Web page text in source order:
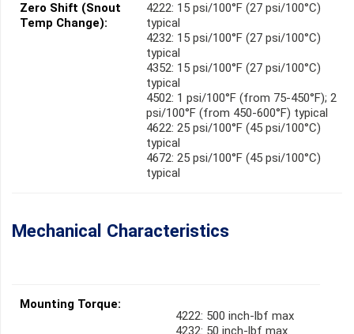
Zero Shift (Snout
Temp Change):
4222: 15 psi/100°F (27 psi/100°C)
typical
4232: 15 psi/100°F (27 psi/100°C)
typical
4352: 15 psi/100°F (27 psi/100°C)
typical
4502: 1 psi/100°F (from 75-450°F); 2
psi/100°F (from 450-600°F) typical
4622: 25 psi/100°F (45 psi/100°C)
typical
4672: 25 psi/100°F (45 psi/100°C)
typical
Mechanical Characteristics
Mounting Torque:
4222: 500 inch-lbf max
4232: 50 inch-lbf max